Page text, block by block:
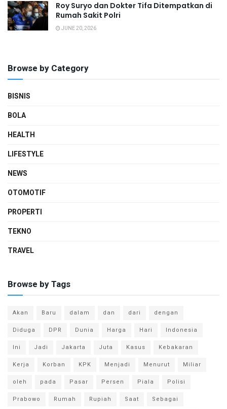
Roy Suryo dan Dokter Tifa Ditempatkan di
Rumah Sakit Polri
JUNE 20, 2026
Browse by Category
BISNIS
BOLA
HEALTH
LIFESTYLE
NEWS
OTOMOTIF
PROPERTI
TEKNO
TRAVEL
Browse by Tags
Akan Baru dalam dan dari
dengan
Diduga
DPR Dunia Harga Hari
Indonesia
Ini
Jadi Jakarta Juta Kasus
Kebakaran
Kerja
Korban KPK Menjadi Menurut
Miliar
oleh
pada Pasar Persen Piala
Polisi
Prabowo
Rumah Rupiah Saat
Sebagai